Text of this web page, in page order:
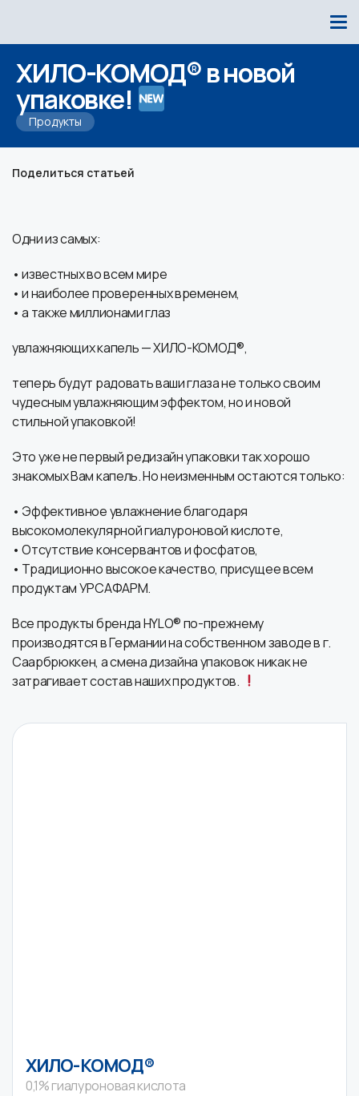
ХИЛО-КОМОД® в новой
упаковке!
Продукты
Поделиться статьей
Одни из самых:
• известных во всем мире
• и наиболее проверенных временем,
• а также миллионами глаз
увлажняющих капель — ХИЛО-КОМОД®,
теперь будут радовать ваши глаза не только своим
чудесным увлажняющим эффектом, но и новой
стильной упаковкой!
Это уже не первый редизайн упаковки так хорошо
знакомых Вам капель. Но неизменным остаются только:
• Эффективное увлажнение благодаря
высокомолекулярной гиалуроновой кислоте,
• Отсутствие консервантов и фосфатов,
• Традиционно высокое качество, присущее всем
продуктам УРСАФАРМ.
Все продукты бренда HYLO® по-прежнему
производятся в Германии на собственном заводе в г.
Саарбрюккен, а смена дизайна упаковок никак не
затрагивает состав наших продуктов.
ХИЛО-КОМОД®
0,1% гиалуроновая кислота